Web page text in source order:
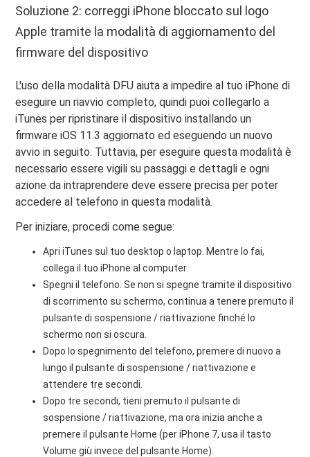
Soluzione 2: correggi iPhone bloccato sul logo
Apple tramite la modalità di aggiornamento del
firmware del dispositivo
L'uso della modalità DFU aiuta a impedire al tuo iPhone di
eseguire un riavvio completo, quindi puoi collegarlo a
iTunes per ripristinare il dispositivo installando un
firmware iOS 11.3 aggiornato ed eseguendo un nuovo
avvio in seguito. Tuttavia, per eseguire questa modalità è
necessario essere vigili su passaggi e dettagli e ogni
azione da intraprendere deve essere precisa per poter
accedere al telefono in questa modalità.
Per iniziare, procedi come segue:
Apri iTunes sul tuo desktop o laptop. Mentre lo fai,
collega il tuo iPhone al computer.
Spegni il telefono. Se non si spegne tramite il dispositivo
di scorrimento su schermo, continua a tenere premuto il
pulsante di sospensione / riattivazione finché lo
schermo non si oscura.
Dopo lo spegnimento del telefono, premere di nuovo a
lungo il pulsante di sospensione / riattivazione e
attendere tre secondi.
Dopo tre secondi, tieni premuto il pulsante di
sospensione / riattivazione, ma ora inizia anche a
premere il pulsante Home (per iPhone 7, usa il tasto
Volume giù invece del pulsante Home).